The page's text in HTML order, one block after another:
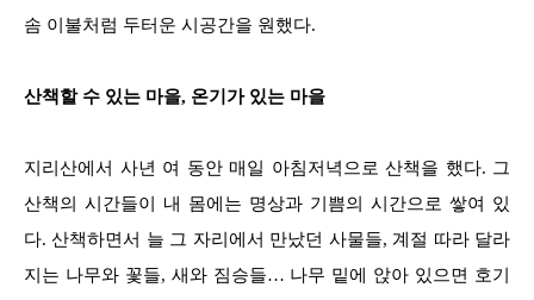
솜 이불처럼 두터운 시공간을 원했다.
산책할 수 있는 마을, 온기가 있는 마을
지리산에서 사년 여 동안 매일 아침저녁으로 산책을 했다. 그
산책의 시간들이 내 몸에는 명상과 기쁨의 시간으로 쌓여 있
다. 산책하면서 늘 그 자리에서 만났던 사물들, 계절 따라 달라
지는 나무와 꽃들, 새와 짐승들… 나무 밑에 앉아 있으면 호기